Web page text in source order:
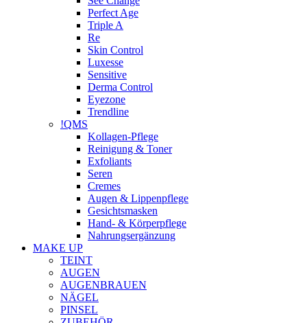
Perfect Age
Triple A
Re
Skin Control
Luxesse
Sensitive
Derma Control
Eyezone
Trendline
!QMS
Kollagen-Pflege
Reinigung & Toner
Exfoliants
Seren
Cremes
Augen & Lippenpflege
Gesichtsmasken
Hand- & Körperpflege
Nahrungsergänzung
MAKE UP
TEINT
AUGEN
AUGENBRAUEN
NÄGEL
PINSEL